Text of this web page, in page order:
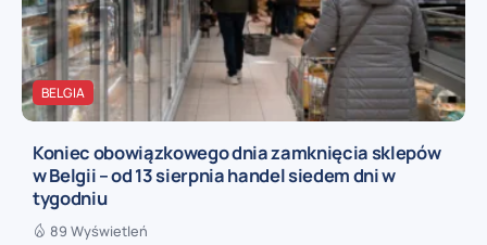
BELGIA
Koniec obowiązkowego dnia zamknięcia sklepów
w Belgii – od 13 sierpnia handel siedem dni w
tygodniu
89 Wyświetleń